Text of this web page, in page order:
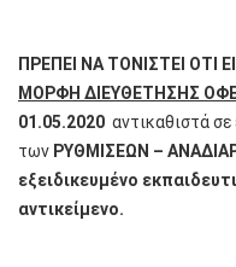
ΠΡΕΠΕΙ ΝΑ ΤΟΝΙΣΤΕΙ ΟΤΙ
ΜΟΡΦΗ ΔΙΕΥΘΕΤΗΣΗΣ
01.05.2020 αντικαθιστά σε
των ΡΥΘΜΙΣΕΩΝ –
εξειδικευμένο
αντικείμενο.